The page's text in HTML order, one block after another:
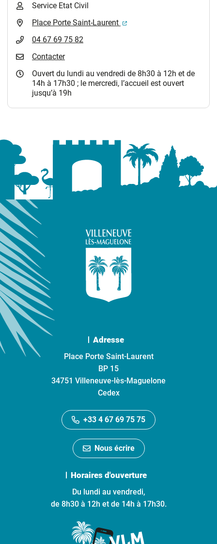
Service Etat Civil
Place Porte Saint-Laurent
(ouverture dans un
04 67 69 75 82
Contacter
Ouvert du lundi au vendredi de 8h30 à 12h et de
14h à 17h30 ; le mercredi, l’accueil est ouvert
jusqu’à 19h
Adresse
Place Porte Saint-Laurent
BP 15
34751 Villeneuve-lès-Maguelone
Cedex
+33 4 67 69 75 75
Nous écrire
Horaires d'ouverture
Du lundi au vendredi,
de 8h30 à 12h et de 14h à 17h30.